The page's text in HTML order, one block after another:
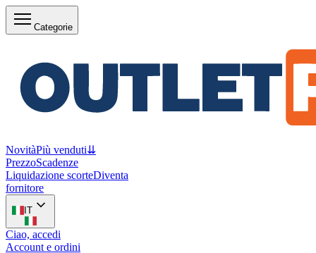
Categorie
NovitàPiù venduti⇊
PrezzoScadenze
Liquidazione scorteDiventa
fornitore
IT
Ciao, accedi
Account e ordini